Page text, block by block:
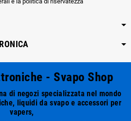
- Svapo Shop
di negozi specializzata nel mondo
liquidi da svapo e accessori per
vapers,